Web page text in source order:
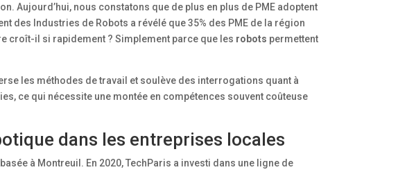
Aujourd’hui, nous constatons que de plus en plus de PME adoptent
des Industries de Robots a révélé que 35% des PME de la région
croît-il si rapidement ? Simplement parce que les robots permettent
les méthodes de travail et soulève des interrogations quant à
ce qui nécessite une montée en compétences souvent coûteuse
dans les entreprises locales
à Montreuil. En 2020, TechParis a investi dans une ligne de